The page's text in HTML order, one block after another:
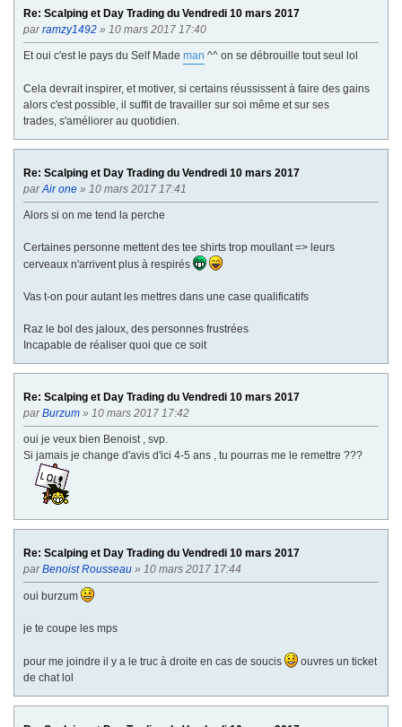
Re: Scalping et Day Trading du Vendredi 10 mars 2017
parramzy1492 » 10 mars 2017 17:40
Et oui c'est le pays du Self Made man ^^ on se débrouille tout seul lol
Cela devrait inspirer, et motiver, si certains réussissent à faire des gains
alors c'est possible, il suffit de travailler sur soi même et sur ses
trades, s'améliorer au quotidien.
Re: Scalping et Day Trading du Vendredi 10 mars 2017
parAir one » 10 mars 2017 17:41
Alors si on me tend la perche
Certaines personne mettent des tee shirts trop moullant => leurs
cerveaux n'arrivent plus à respirés
Vas t-on pour autant les mettres dans une case qualificatifs
Raz le bol des jaloux, des personnes frustrées
Incapable de réaliser quoi que ce soit
Re: Scalping et Day Trading du Vendredi 10 mars 2017
parBurzum » 10 mars 2017 17:42
oui je veux bien Benoist , svp.
Si jamais je change d'avis d'ici 4-5 ans , tu pourras me le remettre ???
Re: Scalping et Day Trading du Vendredi 10 mars 2017
parBenoist Rousseau » 10 mars 2017 17:44
oui burzum
je te coupe les mps
pour me joindre il y a le truc à droite en cas de soucis
ouvres un ticket
de chat lol